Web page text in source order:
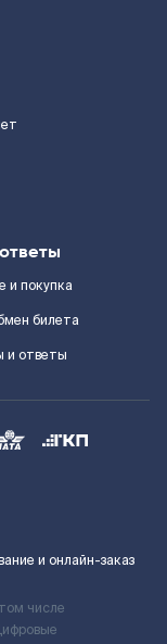
и покупка
билета
и ответы
и онлайн-заказ
числе